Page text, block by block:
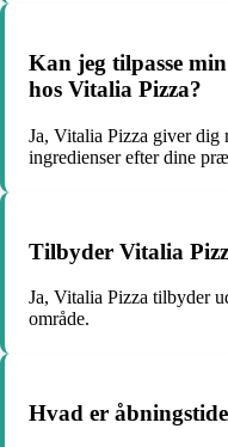
Kan jeg tilpasse
hos Vitalia Pizza?
Ja, Vitalia Pizza giver
ingredienser efter dine
Tilbyder Vitalia
Ja, Vitalia Pizza tilbyder
område.
Hvad er